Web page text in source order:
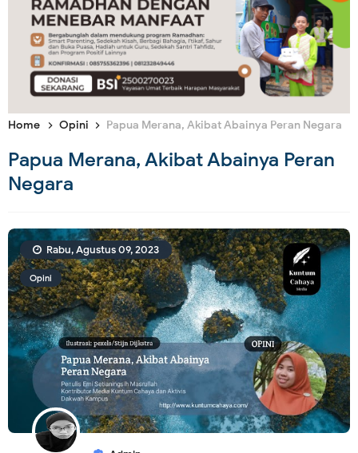
Home Opini Papua Merana, Akibat Abainya Peran Negara
Papua Merana, Akibat Abainya Peran
Negara
Opini
Rabu, Agustus 09, 2023